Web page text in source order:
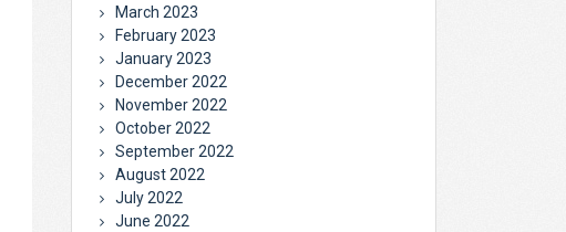
March 2023
February 2023
January 2023
December 2022
November 2022
October 2022
September 2022
August 2022
July 2022
June 2022